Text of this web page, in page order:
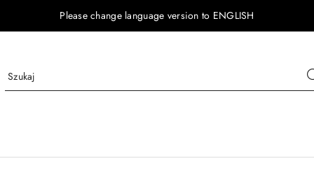
Please change language version to ENGLISH